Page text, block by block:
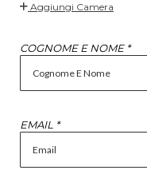
Aggiungi Camera
COGNOME E NOME *
EMAIL *